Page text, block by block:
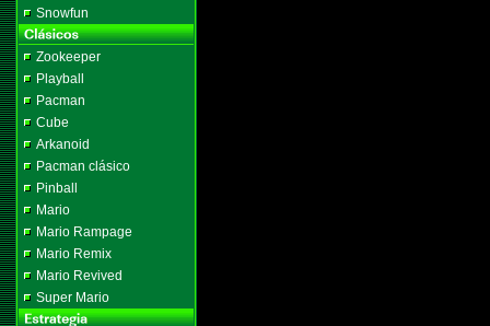
Snowfun
Zookeeper
Playball
Pacman
Cube
Arkanoid
Pacman clásico
Pinball
Mario
Mario Rampage
Mario Remix
Mario Revived
Super Mario